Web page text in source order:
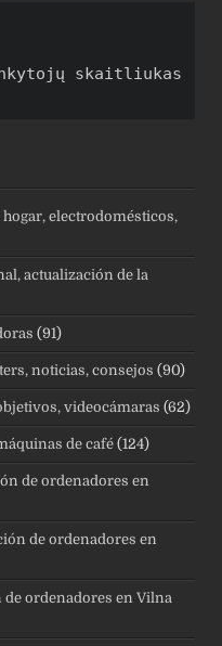
electrodomésticos,
actualización de la
(91)
noticias, consejos (90)
videocámaras (62)
de café (124)
de ordenadores en
de ordenadores en
ordenadores en Vilna